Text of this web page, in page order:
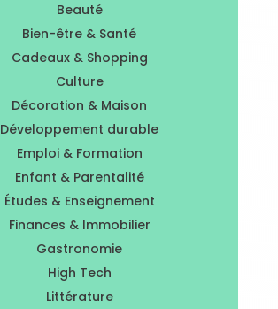
Beauté
Bien-être & Santé
Cadeaux & Shopping
Culture
Décoration & Maison
Développement durable
Emploi & Formation
Enfant & Parentalité
Études & Enseignement
Finances & Immobilier
Gastronomie
High Tech
Littérature